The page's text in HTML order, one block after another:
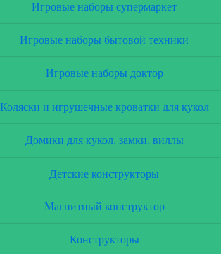
Игровые наборы супермаркет
Игровые наборы бытовой техники
Игровые наборы доктор
Коляски и игрушечные кроватки для кукол
Домики для кукол, замки, виллы
Детские конструкторы
Магнитный конструктор
Конструкторы